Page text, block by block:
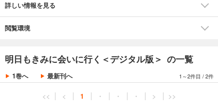
詳しい情報を見る
閲覧環境
明日もきみに会いに行く＜デジタル版＞ の一覧
1巻へ 最新刊へ 1～2件目 /2件
<< < 1 ・ ・ ・ > >>